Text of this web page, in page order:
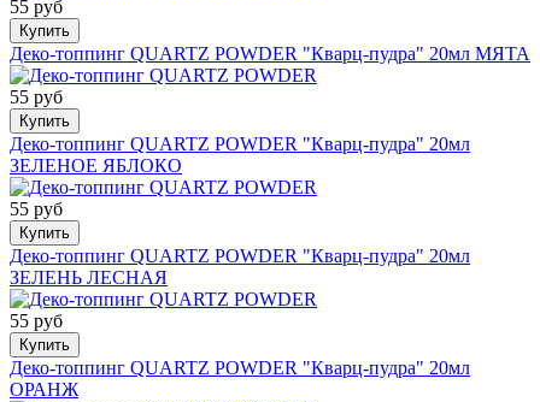
55 руб
Купить
Деко-топпинг QUARTZ POWDER "Кварц-пудра" 20мл МЯТА
55 руб
Купить
Деко-топпинг QUARTZ POWDER "Кварц-пудра" 20мл
ЗЕЛЕНОЕ ЯБЛОКО
55 руб
Купить
Деко-топпинг QUARTZ POWDER "Кварц-пудра" 20мл
ЗЕЛЕНЬ ЛЕСНАЯ
55 руб
Купить
Деко-топпинг QUARTZ POWDER "Кварц-пудра" 20мл
ОРАНЖ